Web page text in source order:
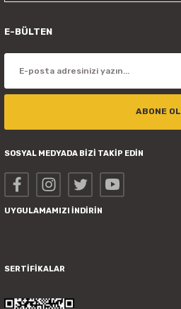
E-BÜLTEN
ABONE OL
SOSYAL MEDYADA BİZİ TAKİP EDİN
UYGULAMAMIZI İNDİRİN
SERTİFİKALAR